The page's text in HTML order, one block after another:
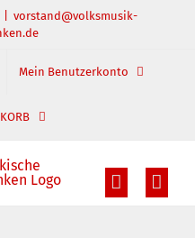
vorstand@volksmusik-
Mein Benutzerkonto